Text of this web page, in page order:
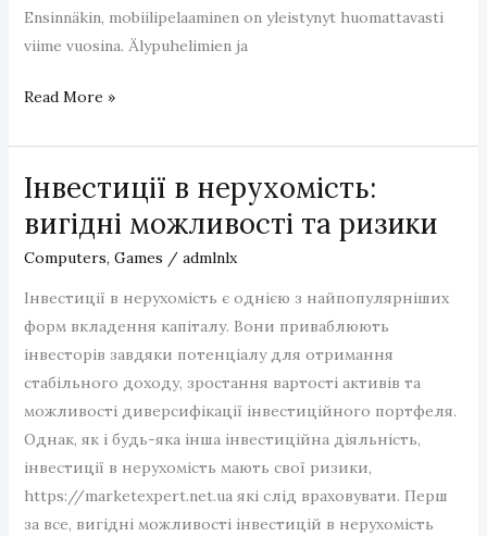
Ensinnäkin, mobiilipelaaminen on yleistynyt huomattavasti
viime vuosina. Älypuhelimien ja
Mobiili
Tietokone:
Missä
Casinoa
Kannattaa
Pelata
Read More »
Інвестиції в нерухомість:
вигідні можливості та ризики
Computers, Games / admlnlx
Інвестиції в нерухомість є однією з найпопулярніших
форм вкладення капіталу. Вони приваблюють
інвесторів завдяки потенціалу для отримання
стабільного доходу, зростання вартості активів та
можливості диверсифікації інвестиційного портфеля.
Однак, як і будь-яка інша інвестиційна діяльність,
інвестиції в нерухомість мають свої ризики,
https://marketexpert.net.ua які слід враховувати. Перш
за все, вигідні можливості інвестицій в нерухомість